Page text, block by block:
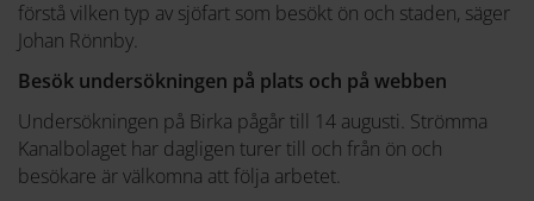
förstå vilken typ av sjöfart som besökt ön och staden, säger
Johan Rönnby.
Besök undersökningen på plats och på webben
Undersökningen på Birka pågår till 14 augusti. Strömma
Kanalbolaget har dagligen turer till och från ön och
besökare är välkomna att följa arbetet.